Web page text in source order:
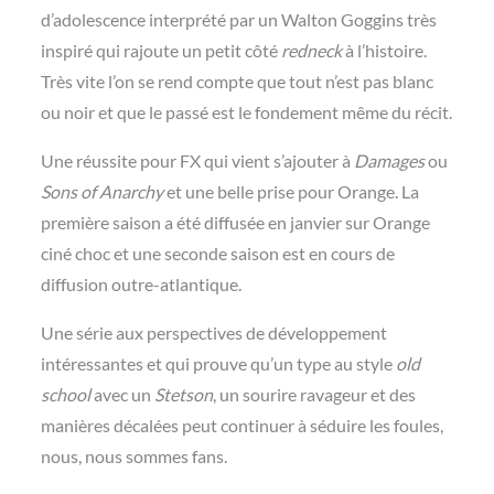
d’adolescence interprété par un Walton Goggins très
inspiré qui rajoute un petit côté redneckà l’histoire.
Très vite l’on se rend compte que tout n’est pas blanc
ou noir et que le passé est le fondement même du récit.
Une réussite pour FX qui vient s’ajouter à Damagesou
Sons ofAnarchyet une belle prise pour Orange. La
première saison a été diffusée en janvier sur Orange
ciné choc et une seconde saison est en cours de
diffusion outre-atlantique.
Une série aux perspectives de développement
intéressantes et qui prouve qu’un type au style old
schoolavec un Stetson, un sourire ravageur et des
manières décalées peut continuer à séduire les foules,
nous, nous sommes fans.